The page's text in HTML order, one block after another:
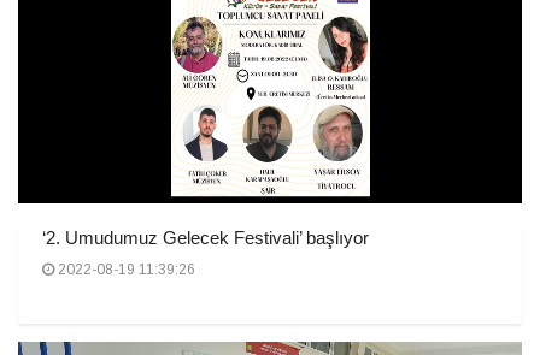
‘2. Umudumuz Gelecek Festivali’ başlıyor
2022-08-19 11:39:26